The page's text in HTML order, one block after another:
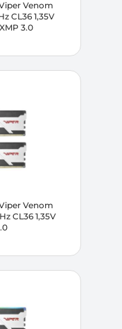
Venom
CL36 1,35V
3.0
Venom
CL36 1,35V